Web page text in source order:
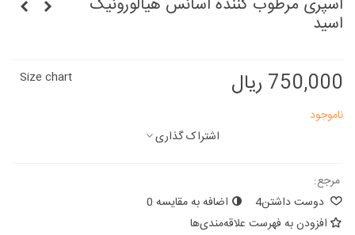
اسپری مرطوب کننده اسانس هیالورونیک
اسید
750,000 ریال
Size chart
ناموجود
اشتراک گذاری
مرجع:
دوست داشتن4 اضافه به مقایسه 0
افزودن به فهرست علاقه‌مندی‌ها